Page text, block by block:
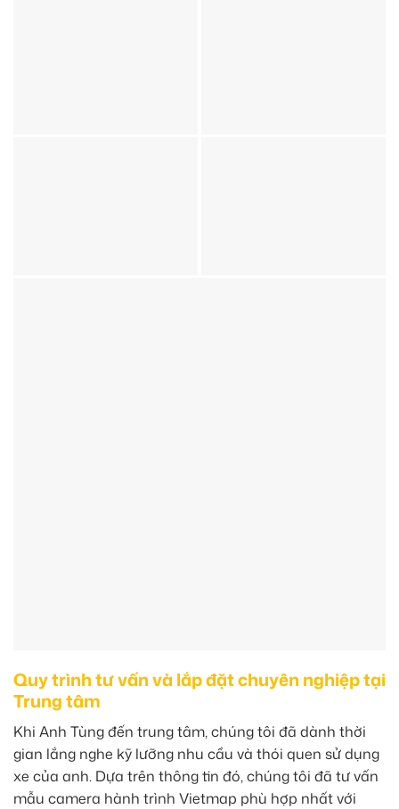
Quy trình tư vấn và lắp đặt chuyên nghiệp tại
Trung tâm
Khi Anh Tùng đến trung tâm, chúng tôi đã dành thời
gian lắng nghe kỹ lưỡng nhu cầu và thói quen sử dụng
xe của anh. Dựa trên thông tin đó, chúng tôi đã tư vấn
mẫu camera hành trình Vietmap phù hợp nhất với